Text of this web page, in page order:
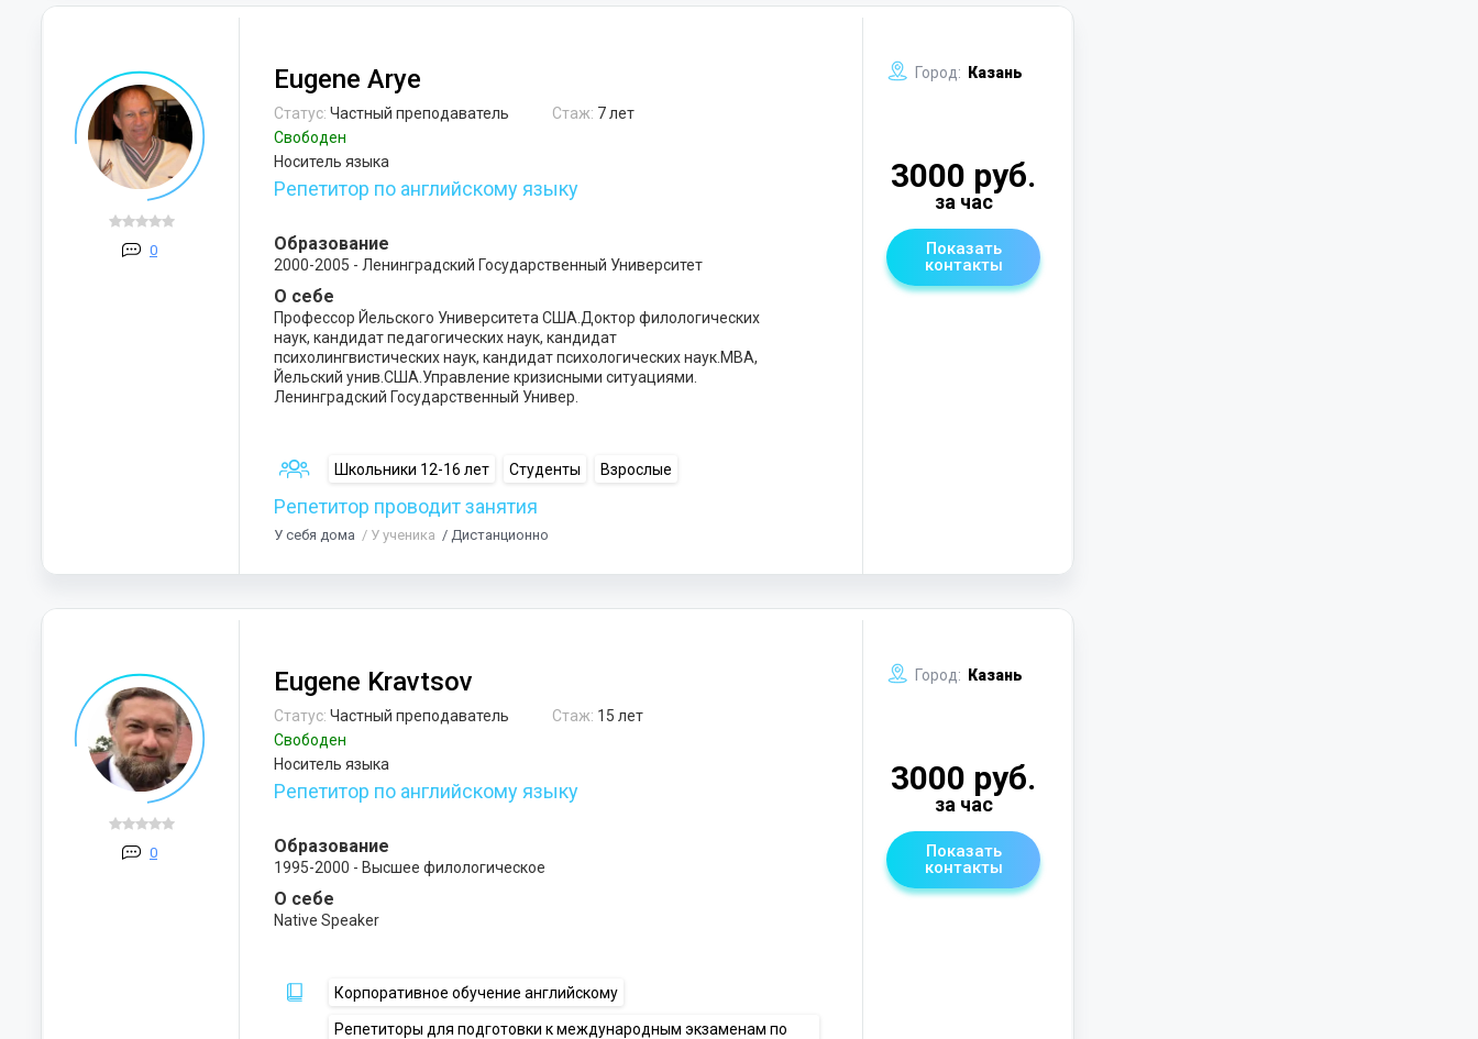
0
Eugene Arye
Статус: Частный преподаватель Стаж: 7 лет
Свободен
Носитель языка
Репетитор по английскому языку
Образование
2000-2005 - Ленинградский Государственный Университет
О себе
Профессор Йельского Университета США.Доктор филологических
наук, кандидат педагогических наук, кандидат
психолингвистических наук, кандидат психологических наук.МВА,
Йельский унив.США.Управление кризисными ситуациями.
Ленинградский Государственный Универ.
Школьники 12-16 лет Студенты Взрослые
Репетитор проводит занятия
У себя дома / У ученика / Дистанционно
Город: Казань
3000 руб.
за час
Показать
контакты
0
Eugene Kravtsov
Статус: Частный преподаватель Стаж: 15 лет
Свободен
Носитель языка
Репетитор по английскому языку
Образование
1995-2000 - Высшее филологическое
О себе
Native Speaker
Корпоративное обучение английскому
Репетиторы для подготовки к международным экзаменам по
Город: Казань
3000 руб.
за час
Показать
контакты